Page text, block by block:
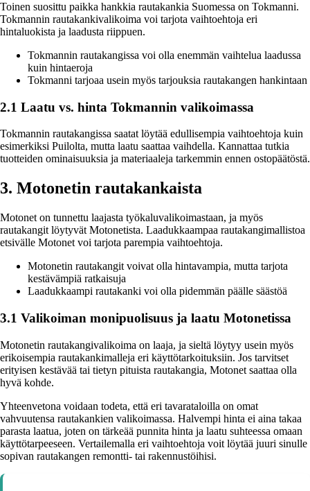
Toinen suosittu paikka hankkia rautakankia Suomessa on Tokmanni.
Tokmannin rautakankivalikoima voi tarjota vaihtoehtoja eri
hintaluokista ja laadusta riippuen.
Tokmannin rautakangissa voi olla enemmän vaihtelua laadussa
kuin hintaeroja
Tokmanni tarjoaa usein myös tarjouksia rautakangen hankintaan
2.1 Laatu vs. hinta Tokmannin valikoimassa
Tokmannin rautakangissa saatat löytää edullisempia vaihtoehtoja kuin
esimerkiksi Puilolta, mutta laatu saattaa vaihdella. Kannattaa tutkia
tuotteiden ominaisuuksia ja materiaaleja tarkemmin ennen ostopäätöstä.
3. Motonetin rautakankaista
Motonet on tunnettu laajasta työkaluvalikoimastaan, ja myös
rautakangit löytyvät Motonetista. Laadukkaampaa rautakangimallistoa
etsivälle Motonet voi tarjota parempia vaihtoehtoja.
Motonetin rautakangit voivat olla hintavampia, mutta tarjota
kestävämpiä ratkaisuja
Laadukkaampi rautakanki voi olla pidemmän päälle säästöä
3.1 Valikoiman monipuolisuus ja laatu Motonetissa
Motonetin rautakangivalikoima on laaja, ja sieltä löytyy usein myös
erikoisempia rautakankimalleja eri käyttötarkoituksiin. Jos tarvitset
erityisen kestävää tai tietyn pituista rautakangia, Motonet saattaa olla
hyvä kohde.
Yhteenvetona voidaan todeta, että eri tavarataloilla on omat
vahvuutensa rautakankien valikoimassa. Halvempi hinta ei aina takaa
parasta laatua, joten on tärkeää punnita hinta ja laatu suhteessa omaan
käyttötarpeeseen. Vertailemalla eri vaihtoehtoja voit löytää juuri sinulle
sopivan rautakangen remontti- tai rakennustöihisi.